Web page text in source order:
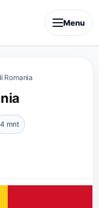
Menu
Romania
4 mnt